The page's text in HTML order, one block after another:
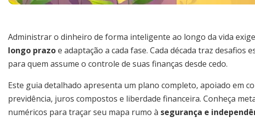
Administrar o dinheiro de forma inteligente ao longo da vida
longo prazoe adaptação a cada fase. Cada década traz
para quem assume o controle de suas finanças desde cedo.
Este guia detalhado apresenta um plano completo, apoiado em
previdência, juros compostos e liberdade financeira. Conheça
numéricos para traçar seu mapa rumo à segurança e